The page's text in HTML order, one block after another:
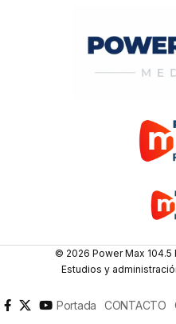
© 2026 Power Max 104.5
Estudios y
Portada CONTACTO